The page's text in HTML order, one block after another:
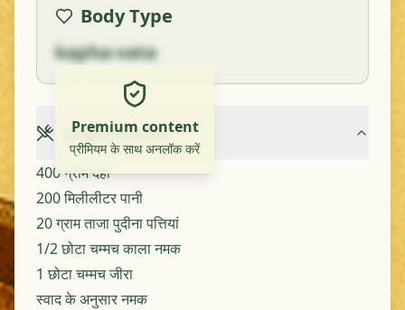
Body Type
kapha-vata
Premium content
प्रीमियम के साथ अनलॉक करें
Ingredients
400 ग्राम दही
200 मिलीलीटर पानी
20 ग्राम ताजा पुदीना पत्तियां
1/2 छोटा चम्मच काला नमक
1 छोटा चम्मच जीरा
स्वाद के अनुसार नमक